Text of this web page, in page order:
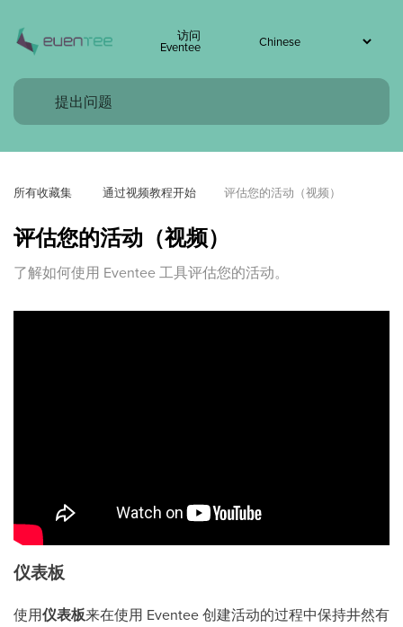
访问
Eventee
所有收藏集 通过视频教程开始 评估您的活动（视频）
评估您的活动（视频）
了解如何使用 Eventee 工具评估您的活动。
仪表板
使用仪表板来在使用 Eventee 创建活动的过程中保持井然有